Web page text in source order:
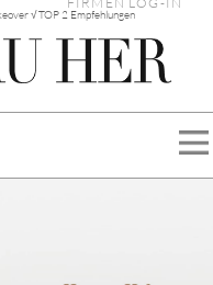
√ TOP 2 Empfehlungen